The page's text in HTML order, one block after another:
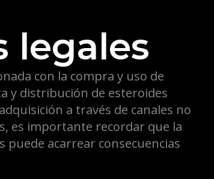
legales
con la compra y uso de
y distribución de esteroides
a través de canales no
es importante recordar que la
puede acarrear consecuencias